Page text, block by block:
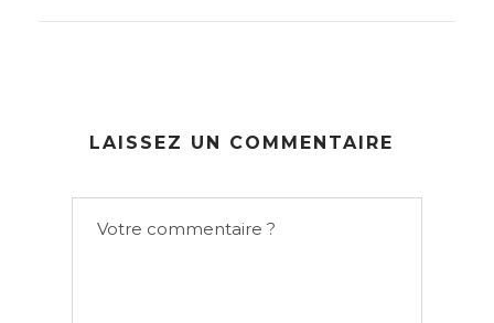
LAISSEZ UN COMMENTAIRE